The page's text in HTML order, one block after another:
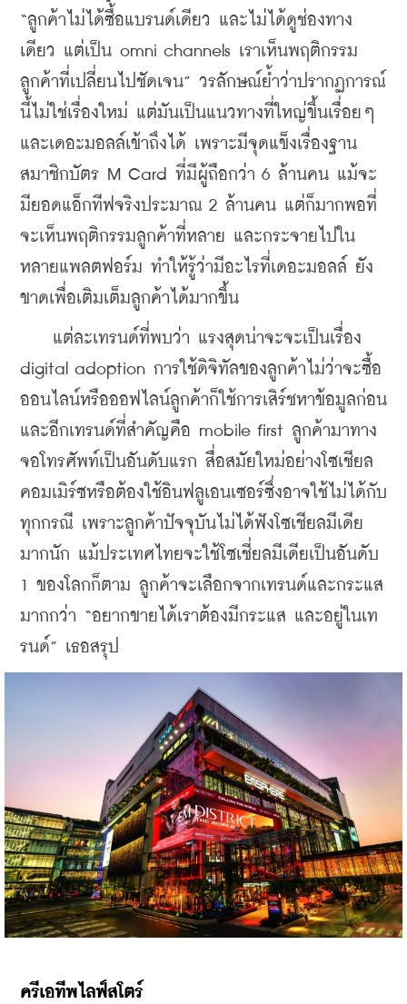
“ลูกค้าไม่ได้ซื้อแบรนด์เดียว และไม่ได้ดูช่องทาง
เดียว แต่เป็น omni channels เราเห็นพฤติกรรม
ลูกค้าที่เปลี่ยนไปชัดเจน” วรลักษณ์ย้ำว่าปรากฏการณ์
นี้ไม่ใช่เรื่องใหม่ แต่มันเป็นแนวทางที่ใหญ่ขึ้นเรื่อยๆ
และเดอะมอลล์เข้าถึงได้ เพราะมีจุดแข็งเรื่องฐาน
สมาชิกบัตร M Card ที่มีผู้ถือกว่า 6 ล้านคน แม้จะ
มียอดแอ็กทีฟจริงประมาณ​ 2 ล้านคน แต่ก็มากพอที่
จะเห็นพฤติกรรมลูกค้าที่หลาย และกระจายไปใน
หลายแพลตฟอร์ม ทำให้รู้ว่ามีอะไรที่เดอะมอลล์ ยัง
ขาดเพื่อเติมเต็มลูกค้าได้มากขึ้น
แต่ละเทรนด์ที่พบว่า แรงสุดน่าจะจะเป็นเรื่อง
digital adoption การใช้ดิจิทัลของลูกค้าไม่ว่าจะซื้อ
ออนไลน์หรือออฟไลน์ลูกค้าก็ใช้การเสิร์ชหาข้อมูลก่อน
และอีกเทรนด์ที่สำคัญคือ mobile first ลูกค้ามาทาง
จอโทรศัพท์เป็นอันดับแรก สื่อสมัยใหม่อย่างโซเชียล
คอมเมิร์ซหรือต้องใช้อินฟลูเอนเซอร์ซึ่งอาจใช้ไม่ได้กับ
ทุกกรณี เพราะลูกค้าปัจจุบันไม่ได้ฟังโซเชียลมีเดีย
มากนัก แม้ประเทศไทยจะใช้โซเชี่ยลมีเดียเป็นอันดับ
1 ของโลกก็ตาม ลูกค้าจะเลือกจากเทรนด์และกระแส
มากกว่า “อยากขายได้เราต้องมีกระแส และอยู่ในเท
รนด์” เธอสรุป
ครีเอทีพไลฟ์สโตร์